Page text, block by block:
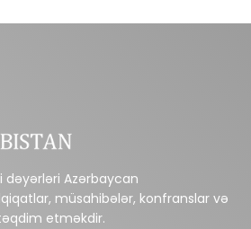
dəyərləri Azərbaycan
müsahibələr, konfranslar və
etməkdir.